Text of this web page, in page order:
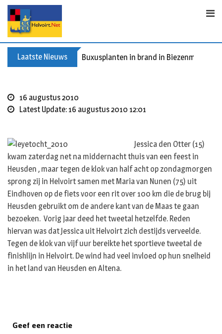
p
Laatste Nieuws Buxusplanten in brand in Biezenmortel,
16 augustus 2010
Latest Update: 16 augustus 2010 12:01
Jessica den Otter (15)
kwam zaterdag net na middernacht thuis van een feest in
Heusden , maar tegen de klok van half acht op zondagmorgen
sprong zij in Helvoirt samen met Maria van Nunen (75) uit
Eindhoven op de fiets voor een rit over 100 km die de brug bij
Heusden gebruikt om de andere kant van de Maas te gaan
bezoeken. Vorig jaar deed het tweetal hetzelfde. Reden
hiervan was dat Jessica uit Helvoirt zich destijds verveelde.
Tegen de klok van vijf uur bereikte het sportieve tweetal de
finishlijn in Helvoirt. De wind had veel invloed op hun snelheid
in het land van Heusden en Altena.
Geef een reactie